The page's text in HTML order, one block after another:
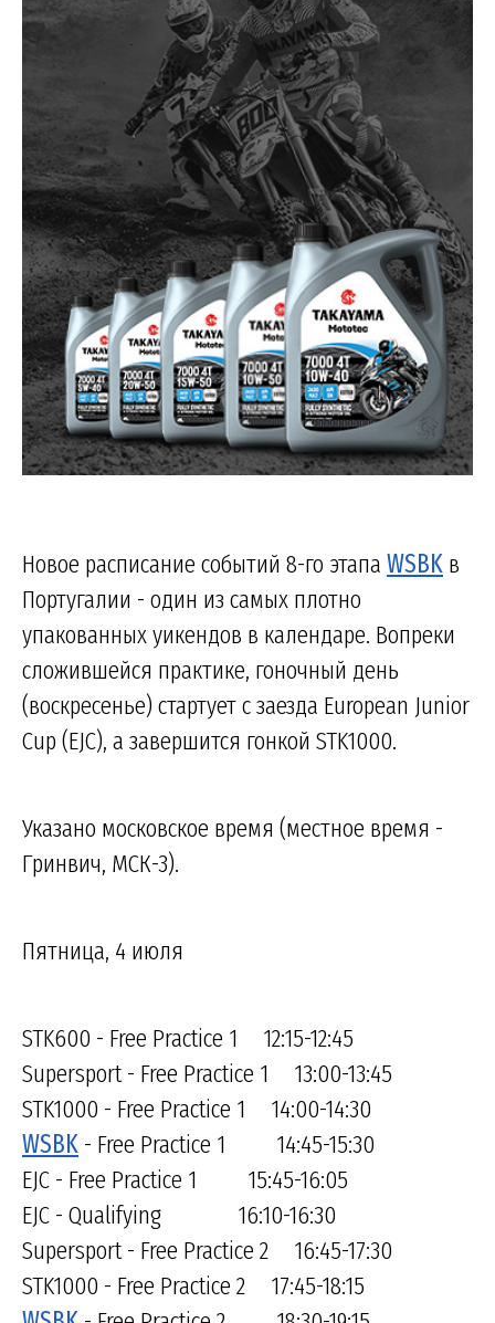
Новое расписание событий 8-го этапа WSBK в
Португалии - один из самых плотно
упакованных уикендов в календаре. Вопреки
сложившейся практике, гоночный день
(воскресенье) стартует с заезда European Junior
Cup (EJC), а завершится гонкой STK1000.
Указано московское время (местное время -
Гринвич, МСК-3).
Пятница, 4 июля
STK600 - Free Practice 1 12:15-12:45
Supersport - Free Practice 1 13:00-13:45
STK1000 - Free Practice 1 14:00-14:30
WSBK - Free Practice 1 14:45-15:30
EJC - Free Practice 1 15:45-16:05
EJC - Qualifying 16:10-16:30
Supersport - Free Practice 2 16:45-17:30
STK1000 - Free Practice 2 17:45-18:15